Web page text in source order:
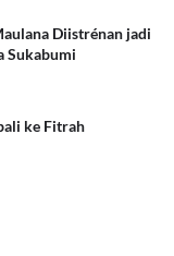
Diistrénan jadi
Sukabumi
ke Fitrah